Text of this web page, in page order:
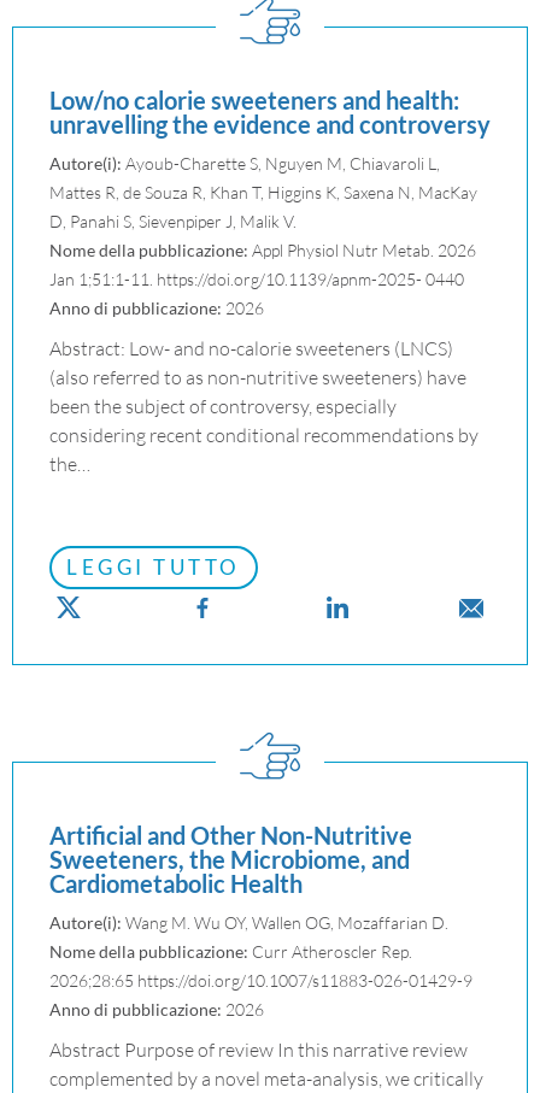
Low/no calorie sweeteners and health:
unravelling the evidence and controversy
Autore(i): Ayoub-Charette S, Nguyen M, Chiavaroli L,
Mattes R, de Souza R, Khan T, Higgins K, Saxena N, MacKay
D, Panahi S, Sievenpiper J, Malik V.
Nome della pubblicazione: Appl Physiol Nutr Metab. 2026
Jan 1;51:1-11. https://doi.org/10.1139/apnm-2025- 0440
Anno di pubblicazione: 2026
Abstract: Low- and no-calorie sweeteners (LNCS)
(also referred to as non-nutritive sweeteners) have
been the subject of controversy, especially
considering recent conditional recommendations by
the…
LEGGI TUTTO
Artificial and Other Non-Nutritive
Sweeteners, the Microbiome, and
Cardiometabolic Health
Autore(i): Wang M. Wu OY, Wallen OG, Mozaffarian D.
Nome della pubblicazione: Curr Atheroscler Rep.
2026;28:65 https://doi.org/10.1007/s11883-026-01429-9
Anno di pubblicazione: 2026
Abstract Purpose of review In this narrative review
complemented by a novel meta-analysis, we critically